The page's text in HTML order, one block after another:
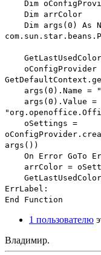
Dim
Dim arrColor
Dim args(0) As
oConfigProvider
args(0).Name =
args(0).Value =
oSettings =
args())
On Error GoTo
arrColor =
ErrLabel:
End Function
1 пользователю
Владимир.